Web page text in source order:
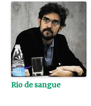
Rio de sangue